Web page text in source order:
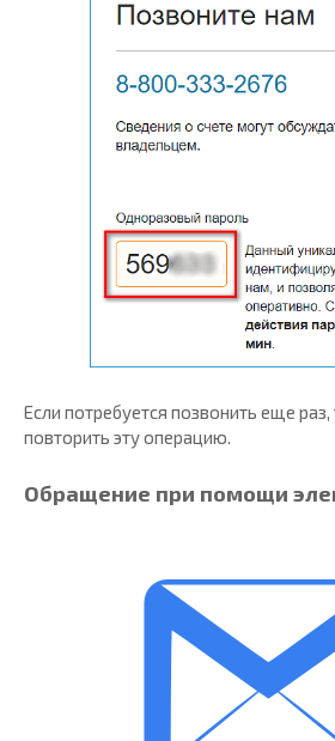
Если потребуется позвонить еще
повторить эту операцию.
Обращение при помощи